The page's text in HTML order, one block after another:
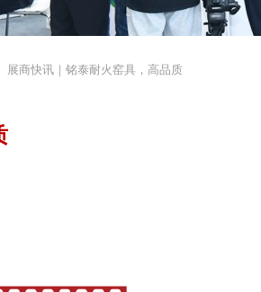
展商快讯｜铭泰耐火窑具，高品质